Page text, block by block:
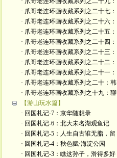
· 爪哥老连环画收藏系列之二十七：
· 爪哥老连环画收藏系列之二十六：
· 爪哥老连环画收藏系列之二十五：
· 爪哥老连环画收藏系列之二十四：
· 爪哥老连环画收藏系列之二十三：
· 爪哥老连环画收藏系列之二十二：
· 爪哥老连环画收藏系列之二十一：
· 爪哥老连环画收藏系列之二十：韩
· 爪哥老连环画收藏系列之十九：聊
【游山玩水篇】
· 回国札记-7：京华随想录
· 回国札记-6：北大未名湖观鱼记
· 回国札记-5：人生自古谁无脂，留
· 回国札记-4：秋色赋·海淀公园
· 回国札记-3：瞧这孙子，滑得多好